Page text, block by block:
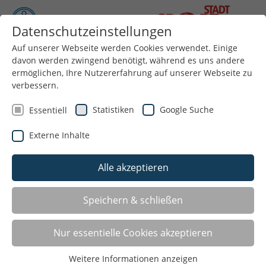
Menü
Förderungen
Stadt Aachen – „Soziale Teilhabe im Sport“
Förderung für Vereine, die durch einmalige oder
Datenschutzeinstellungen
Auf unserer Webseite werden Cookies verwendet. Einige
davon werden zwingend benötigt, während es uns andere
ermöglichen, Ihre Nutzererfahrung auf unserer Webseite zu
verbessern.
Essentiell Statistiken Google Suche
Externe Inhalte
Alle akzeptieren
Speichern & schließen
Nur essentielle Cookies akzeptieren
Weitere Informationen anzeigen